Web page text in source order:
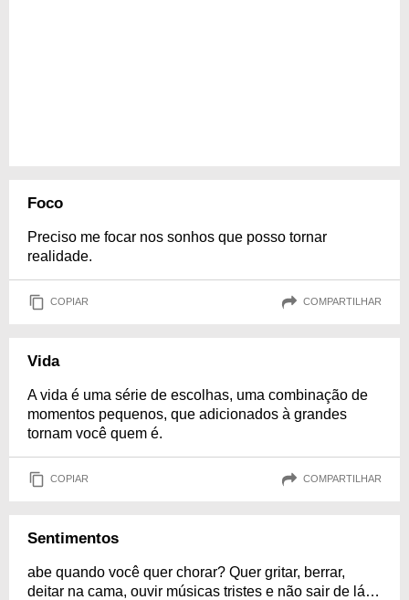
Foco
Preciso me focar nos sonhos que posso tornar
realidade.
COPIAR COMPARTILHAR
Vida
A vida é uma série de escolhas, uma combinação de
momentos pequenos, que adicionados à grandes
tornam você quem é.
COPIAR COMPARTILHAR
Sentimentos
abe quando você quer chorar? Quer gritar, berrar,
deitar na cama, ouvir músicas tristes e não sair de lá…